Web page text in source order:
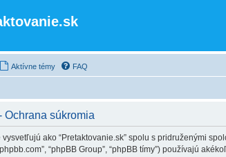
Aktívne témy FAQ
Ochrana súkromia
ako “Pretaktovanie.sk” spolu s pridruženými
“phpBB Group”, “phpBB tímy”) používajú